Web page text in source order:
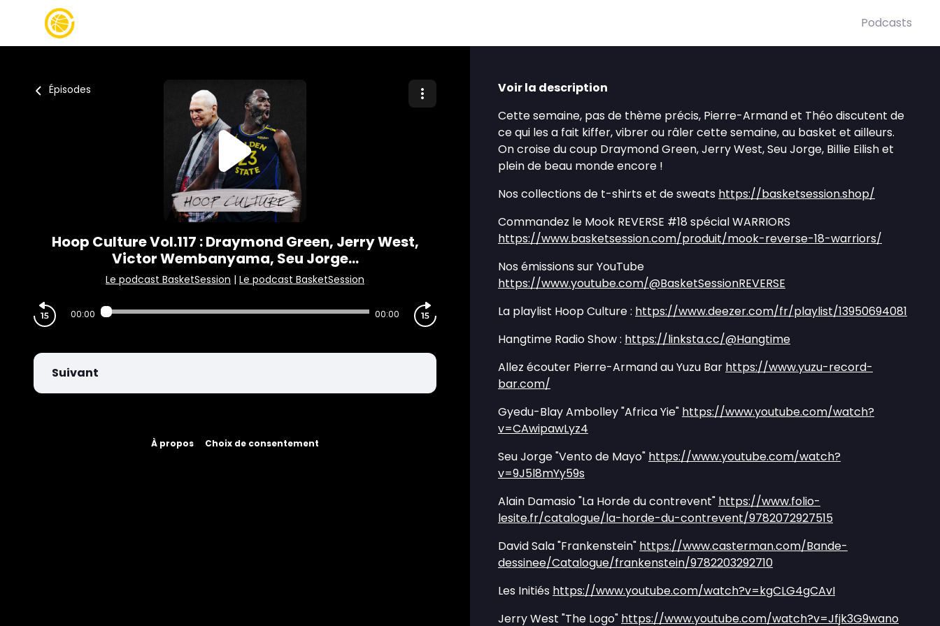
Podcasts
Épisodes
Hoop Culture Vol.117 : Draymond Green, Jerry West,
Victor Wembanyama, Seu Jorge...
Le podcast BasketSession | Le podcast BasketSession
00:00 00:00
Suivant
À propos Choix de consentement
Voir la description
Cette semaine, pas de thème précis, Pierre-Armand et Théo discutent de
ce qui les a fait kiffer, vibrer ou râler cette semaine, au basket et ailleurs.
On croise du coup Draymond Green, Jerry West, Seu Jorge, Billie Eilish et
plein de beau monde encore !
Nos collections de t-shirts et de sweats https://basketsession.shop/
Commandez le Mook REVERSE #18 spécial WARRIORS
https://www.basketsession.com/produit/mook-reverse-18-warriors/
Nos émissions sur YouTube
https://www.youtube.com/@BasketSessionREVERSE
La playlist Hoop Culture : https://www.deezer.com/fr/playlist/13950694081
Hangtime Radio Show : https://linksta.cc/@Hangtime
Allez écouter Pierre-Armand au Yuzu Bar https://www.yuzu-record-
bar.com/
Gyedu-Blay Ambolley "Africa Yie" https://www.youtube.com/watch?
v=CAwipawLyz4
Seu Jorge "Vento de Mayo" https://www.youtube.com/watch?
v=9J5l8mYy59s
Alain Damasio "La Horde du contrevent" https://www.folio-
lesite.fr/catalogue/la-horde-du-contrevent/9782072927515
David Sala "Frankenstein" https://www.casterman.com/Bande-
dessinee/Catalogue/frankenstein/9782203292710
Les Initiés https://www.youtube.com/watch?v=kgCLG4gCAvI
Jerry West "The Logo" https://www.youtube.com/watch?v=Jfjk3G9wano